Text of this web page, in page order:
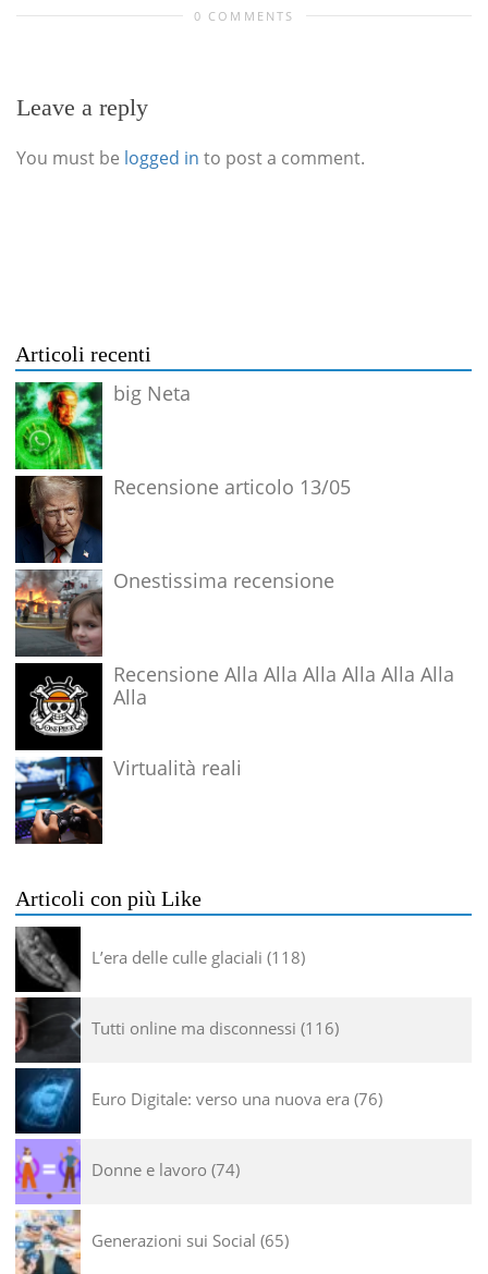
0 COMMENTS
Leave a reply
You must be logged in to post a comment.
Articoli recenti
big Neta
Recensione articolo 13/05
Onestissima recensione
Recensione Alla Alla Alla Alla Alla Alla
Alla
Virtualità reali
Articoli con più Like
L’era delle culle glaciali 118
Tutti online ma disconnessi 116
Euro Digitale: verso una nuova era 76
Donne e lavoro 74
Generazioni sui Social 65